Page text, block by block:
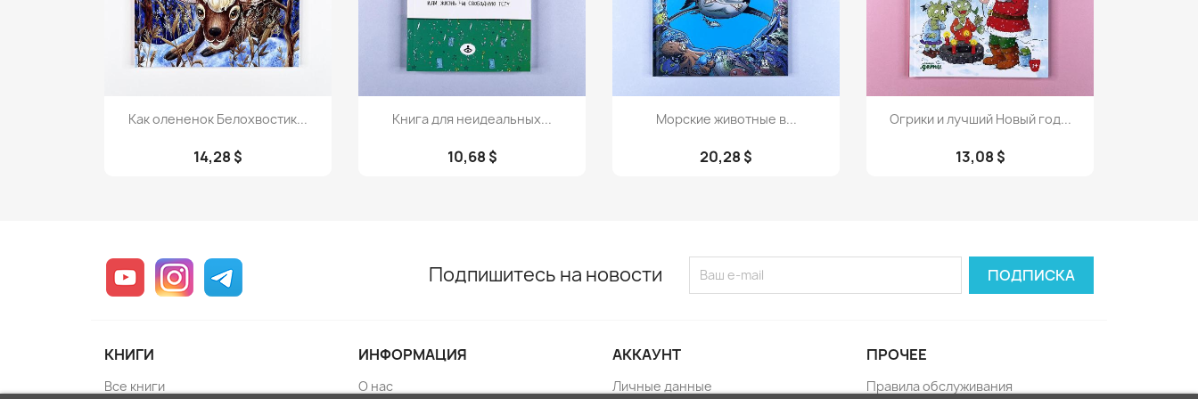
Просмотр
Как олененок Белохвостик...
14,28 $
Просмотр
Книга для неидеальных...
10,68 $
Просмотр
Морские животные в...
20,28 $
Просмотр
Огрики и лучший Новый год...
13,08 $
YouTube Instagram Подпишитесь на новости
КНИГИ
Все книги
ИНФОРМАЦИЯ
О нас
АККАУНТ
Личные данные
ПРОЧЕЕ
Правила обслуживания